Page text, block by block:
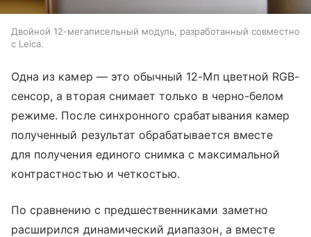
Двойной 12-мегаписельный модуль, разработанный совместно
с Leica.
Одна из камер — это обычный 12-Мп цветной RGB-
сенсор, а вторая снимает только в черно-белом
режиме. После синхронного срабатывания камер
полученный результат обрабатывается вместе
для получения единого снимка с максимальной
контрастностью и четкостью.
По сравнению с предшественниками заметно
расширился динамический диапазон, а вместе